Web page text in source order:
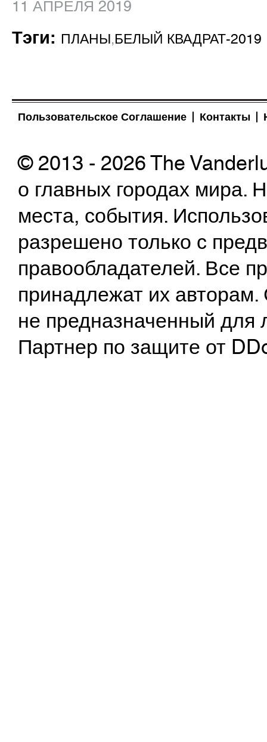
11 АПРЕЛЯ 2019
Тэги: ПЛАНЫ,БЕЛЫЙ КВАДРАТ-2019
Пользовательское Соглашение Контакты
© 2013 - 2026 The
о главных городах
места, события.
разрешено только с
правообладателей. Все
принадлежат их
не предназначенный
Партнер по защите от